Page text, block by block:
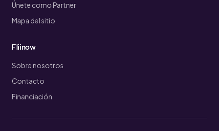
Únete como Partner
Mapa del sitio
Fliinow
Sobre nosotros
Contacto
Financiación